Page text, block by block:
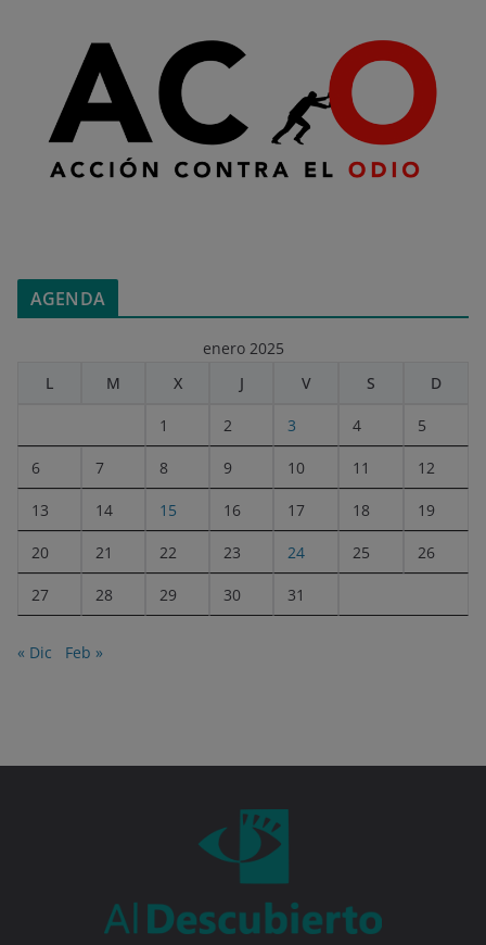
AGENDA
enero 2025
L
M X J V S D
1 2 3 4 5
6 7 8 9 10 11 12
13 14 15 16 17 18 19
20 21 22 23 24 25 26
27 28 29 30 31
« Dic Feb »